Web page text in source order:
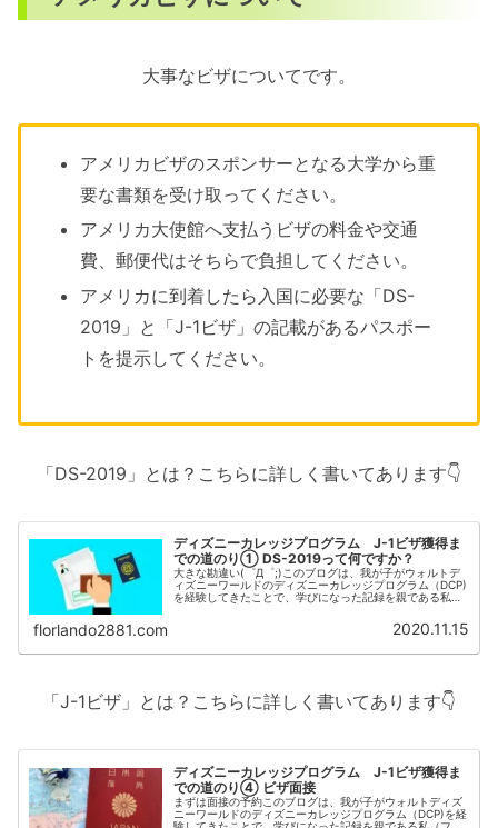
大事なビザについてです。
アメリカビザのスポンサーとなる大学から重
要な書類を受け取ってください。
アメリカ大使館へ支払うビザの料金や交通
費、郵便代はそちらで負担してください。
アメリカに到着したら入国に必要な「DS-
2019」と「J-1ビザ」の記載があるパスポー
トを提示してください。
「DS-2019」とは？こちらに詳しく書いてあります👇
ディズニーカレッジプログラム J-1ビザ獲得ま
での道のり① DS-2019って何ですか？
大きな勘違い(゜Д゜;)このブログは、我が子がウォルトデ
ィズニーワールドのディズニーカレッジプログラム（DCP)
を経験してきたことで、学びになった記録を親である私
florlando2881.com 2020.11.15
「J-1ビザ」とは？こちらに詳しく書いてあります👇
ディズニーカレッジプログラム J-1ビザ獲得ま
での道のり④ ビザ面接
まずは面接の予約このブログは、我が子がウォルトディズ
ニーワールドのディズニーカレッジプログラム（DCP)を経